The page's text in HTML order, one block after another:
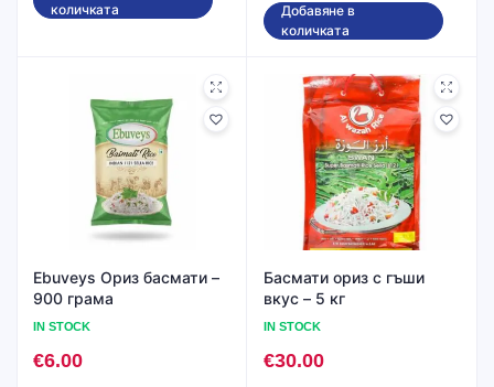
количката
Добавяне в
количката
Ebuveys Ориз басмати –
900 грама
IN STOCK
€6.00
Басмати ориз с гъши
вкус – 5 кг
IN STOCK
€30.00